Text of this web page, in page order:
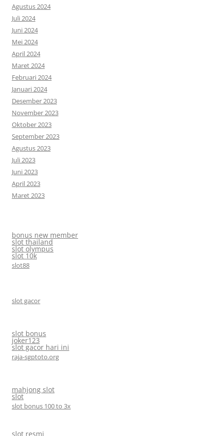
Agustus 2024
Juli 2024
Juni 2024
Mei 2024
April 2024
Maret 2024
Februari 2024
Januari 2024
Desember 2023
November 2023
Oktober 2023
September 2023
Agustus 2023
Juli 2023
Juni 2023
April 2023
Maret 2023
bonus new member
slot thailand
slot olympus
slot 10k
slot88
slot gacor
slot bonus
joker123
slot gacor hari ini
raja-sgptoto.org
mahjong slot
slot
slot bonus 100 to 3x
slot resmi